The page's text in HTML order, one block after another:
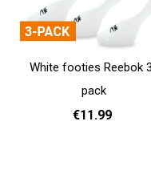
White footies Reebok
pack
€11.99